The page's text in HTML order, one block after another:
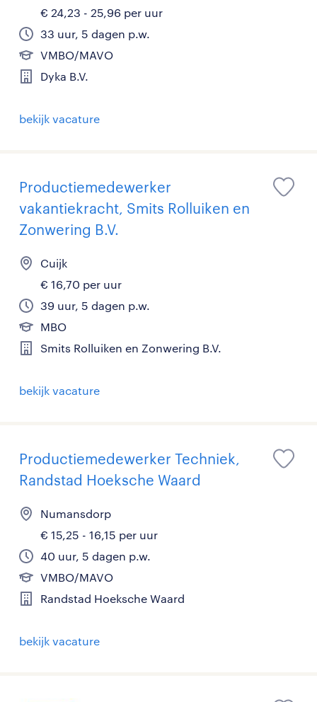
€ 24,23 - 25,96 per uur
33 uur, 5 dagen p.w.
VMBO/MAVO
Dyka B.V.
bekijk vacature
Productiemedewerker
vakantiekracht, Smits Rolluiken en
Zonwering B.V.
Cuijk
€ 16,70 per uur
39 uur, 5 dagen p.w.
MBO
Smits Rolluiken en Zonwering B.V.
bekijk vacature
Productiemedewerker Techniek,
Randstad Hoeksche Waard
Numansdorp
€ 15,25 - 16,15 per uur
40 uur, 5 dagen p.w.
VMBO/MAVO
Randstad Hoeksche Waard
bekijk vacature